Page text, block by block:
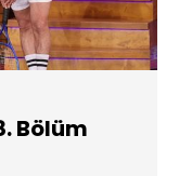
Bölüm